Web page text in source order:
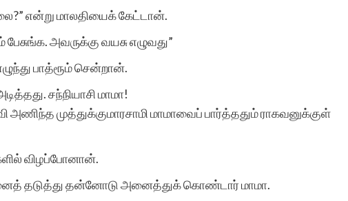
என்று மாலதியைக் கேட்டான்.
அவருக்கு வயசு எழுவது”
பாத்ரூம் சென்றான்.
சந்நியாசி மாமா!
அணிந்த முத்துக்குமாரசாமி மாமாவைப் பார்த்ததும் ராகவனுக்குள்
விழப்போனான்.
தடுத்து தன்னோடு அனைத்துக் கொண்டார் மாமா.